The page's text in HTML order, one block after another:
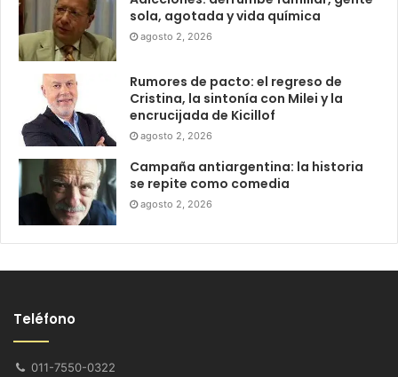
sola, agotada y vida química
agosto 2, 2026
Rumores de pacto: el regreso de
Cristina, la sintonía con Milei y la
encrucijada de Kicillof
agosto 2, 2026
Campaña antiargentina: la historia
se repite como comedia
agosto 2, 2026
Teléfono
011-7550-0322